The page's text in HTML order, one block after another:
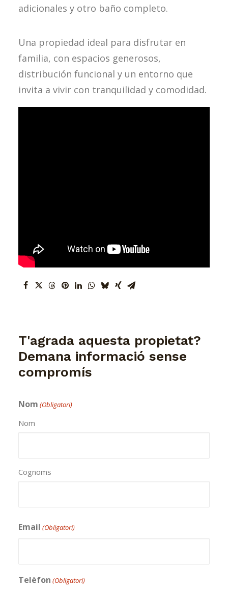
adicionales y otro baño completo.
Una propiedad ideal para disfrutar en
familia, con espacios generosos,
distribución funcional y un entorno que
invita a vivir con tranquilidad y comodidad.
T'agrada aquesta propietat?
Demana informació sense
compromís
Nom (Obligatori)
Nom
Cognoms
Email (Obligatori)
Telèfon (Obligatori)